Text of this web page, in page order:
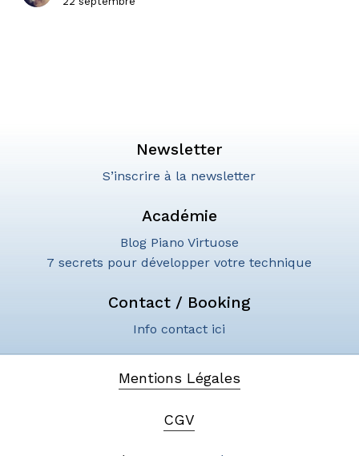
Newsletter
S’inscrire à la newsletter
Académie
Blog Piano Virtuose
7 secrets pour développer votre technique
Contact / Booking
Info contact ici
Mentions Légales
CGV